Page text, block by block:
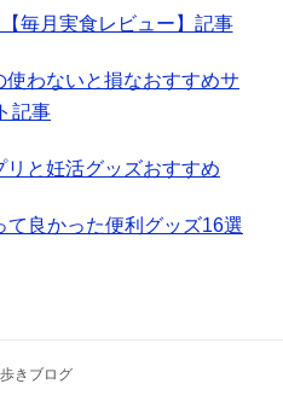
毎月実食レビュー】記事
わないと損なおすすめサ
記事
と妊活グッズおすすめ
良かった便利グッズ16選
きブログ